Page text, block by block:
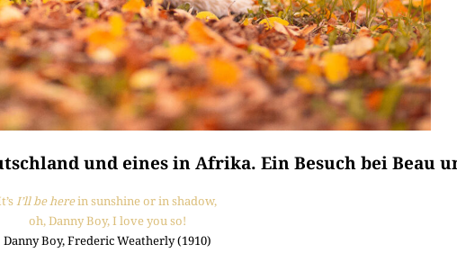
und eines in Afrika. Ein Besuch bei Beau
I’ll be herein suns­hi­ne or in shadow,
oh, Dan­ny Boy, I love you so!
Dan­ny Boy, Fre­de­ric Wea­t­her­ly (1910)